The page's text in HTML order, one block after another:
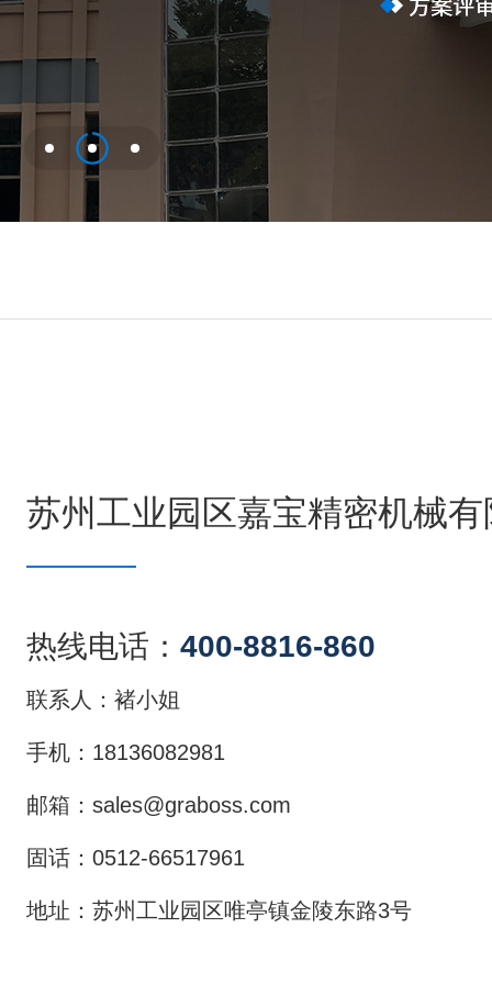
苏州工业园区嘉宝精密机械
热线电话： 400-8816-860
联系人：褚小姐
手机 ： 18136082981
邮箱 ： sales@graboss.com
固话 ： 0512-66517961
地址 ： 苏州工业园区唯亭镇金陵东路3号